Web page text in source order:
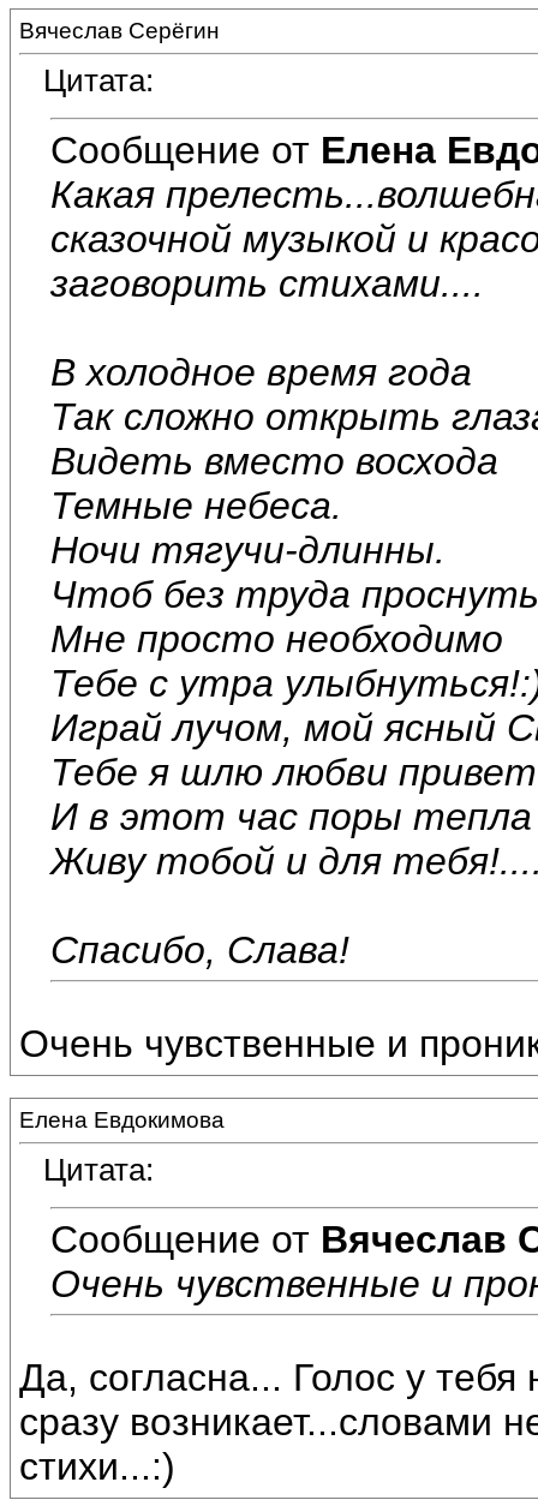
Вячеслав Серёгин
Цитата:
Сообщение от Елена
Какая
сказочной музыкой и
заговорить стихами....
В холодное время года
Так сложно открыть
Видеть вместо восхода
Темные небеса.
Ночи тягучи-длинны.
Чтоб без труда
Мне просто необходимо
Тебе с утра
Играй лучом, мой ясный
Тебе я шлю любви
И в этот час поры тепла
Живу тобой и для
Спасибо, Слава!
Очень чувственные и
Елена Евдокимова
Цитата:
Сообщение от Вячеслав
Очень чувственные и
Да, согласна... Голос у
сразу возникает...словами
стихи...:)